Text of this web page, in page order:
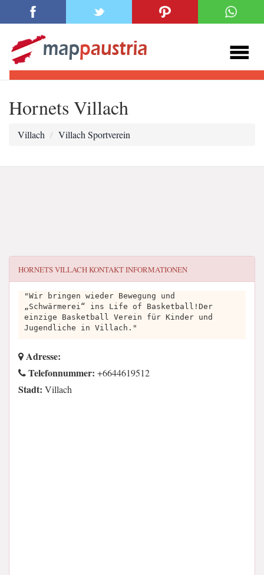
Hornets Villach
Villach Villach Sportverein
HORNETS VILLACHKONTAKT INFORMATIONEN
"Wir bringen wieder Bewegung und
„Schwärmerei“ ins Life of Basketball!Der
einzige Basketball Verein für Kinder und
Jugendliche in Villach."
Adresse:
Telefonnummer: +6644619512
Stadt: Villach